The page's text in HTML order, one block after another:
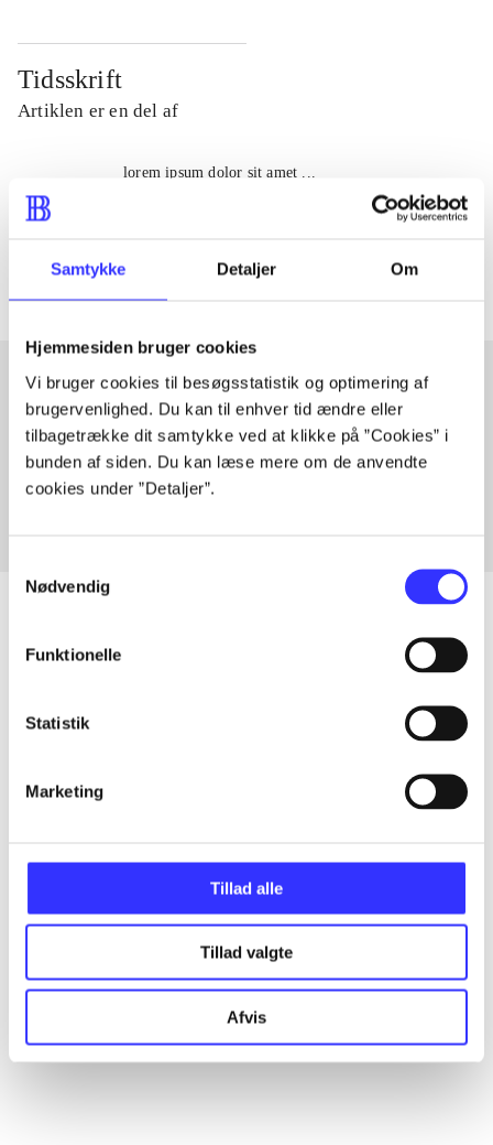
Samtykke Detaljer Om
Hjemmesiden bruger cookies
Vi bruger cookies til besøgsstatistik og optimering af
brugervenlighed. Du kan til enhver tid ændre eller
tilbagetrække dit samtykke ved at klikke på ”Cookies” i
bunden af siden. Du kan læse mere om de anvendte
cookies under ”Detaljer”.
Nødvendig
Funktionelle
Statistik
Marketing
Tillad alle
Tillad valgte
Afvis
Tidsskrift
Artiklen er en del af
lorem ipsum dolor sit amet ...
Artikler med samme emner
Fra
...
...